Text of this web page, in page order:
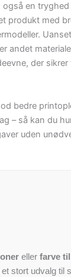
en
produkt med
andet
der
bedre
– så kan du
uden
ellerfarve
et stort udvalg til